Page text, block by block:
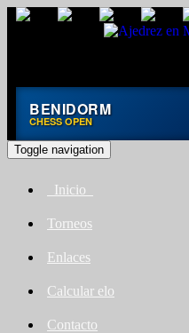
BENIDORM
CHESS OPEN
Toggle navigation
Inicio
Torneos
Enlaces
Calcular elo
Contacto